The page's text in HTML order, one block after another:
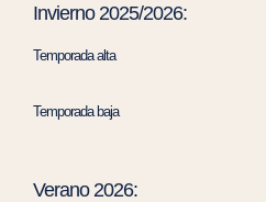
Invierno 2025/2026:
Temporada alta
Temporada baja
Verano 2026: